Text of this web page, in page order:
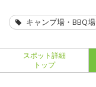
キャンプ場・BBQ場
スポット詳細
トップ